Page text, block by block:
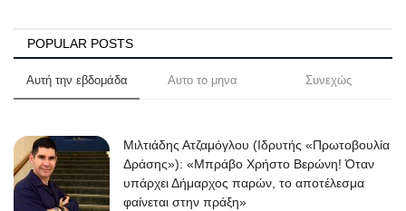
POPULAR POSTS
Αυτή την εβδομάδα Αυτο το μηνα Συνεχώς
Μιλτιάδης Ατζαμόγλου (Ιδρυτής «Πρωτοβουλία
Δράσης»): «Μπράβο Χρήστο Βερώνη! Όταν
υπάρχει Δήμαρχος παρών, το αποτέλεσμα
φαίνεται στην πράξη»